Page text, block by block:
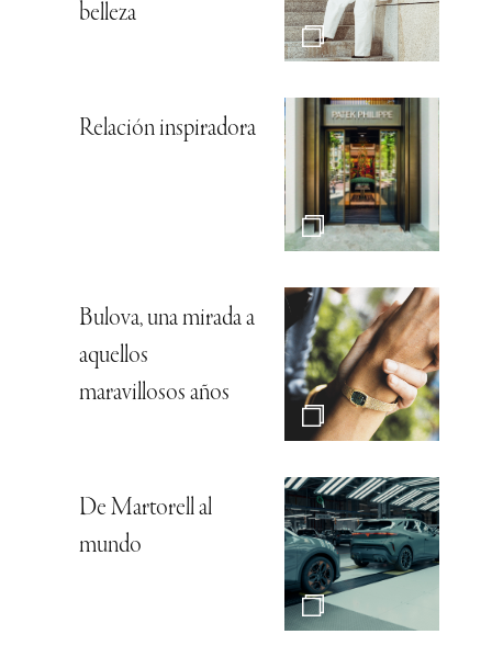
belleza
Relación inspiradora
Bulova, una mirada a
aquellos
maravillosos años
De Martorell al
mundo